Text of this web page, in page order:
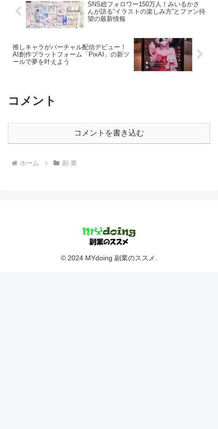
SNS総フォロワー150万人！みいるかさ
んが語る“イラストの楽しみ方”とファン待
望の最新情報
推しキャラがバーチャル配信デビュー！
AI創作プラットフォーム「PixAI」の新ツ
ールで夢を叶えよう
コメント
コメントを書き込む
ホーム 副 業
© 2024 MYdoing 副業のススメ.